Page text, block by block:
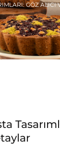
GÖZ ALICI